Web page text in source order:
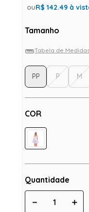
ouR$142.49 à
Tamanho
Tabela de
COR
PP P M
Quantidade
＋
－